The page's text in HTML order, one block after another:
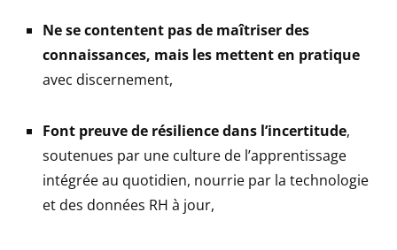
Ne se contentent pas de maîtriser des
connaissances, mais les mettent en pratique
avec discernement,
Font preuve de résilience dans l’incertitude,
soutenues par une culture de l’apprentissage
intégrée au quotidien, nourrie par la technologie
et des données RH à jour,